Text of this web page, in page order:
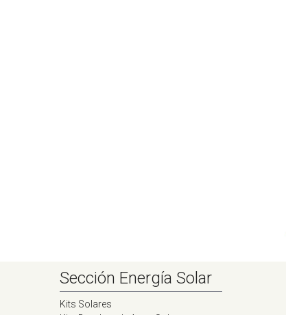
Sección Energía Solar
Kits Solares